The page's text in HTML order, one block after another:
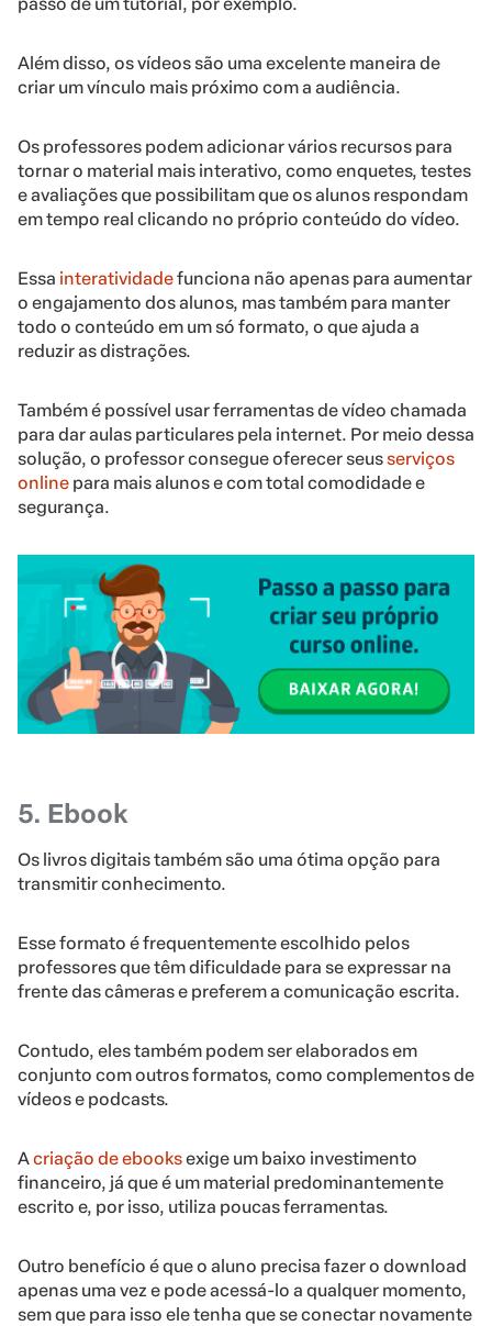
passo de um tutorial, por exemplo.
Além disso, os vídeos são uma excelente maneira de
criar um vínculo mais próximo com a audiência.
Os professores podem adicionar vários recursos para
tornar o material mais interativo, como enquetes, testes
e avaliações que possibilitam que os alunos respondam
em tempo real clicando no próprio conteúdo do vídeo.
Essa interatividadefunciona não apenas para aumentar
o engajamento dos alunos, mas também para manter
todo o conteúdo em um só formato, o que ajuda a
reduzir as distrações.
Também é possível usar ferramentas de vídeo chamada
para dar aulas particulares pela internet. Por meio dessa
solução, o professor consegue oferecer seusserviços
online para mais alunos e com total comodidade e
segurança.
5. Ebook
Os livros digitais também são uma ótima opção para
transmitir conhecimento.
Esse formato é frequentemente escolhido pelos
professores que têm dificuldade para se expressar na
frente das câmeras e preferem a comunicação escrita.
Contudo, eles também podem ser elaborados em
conjunto com outros formatos, como complementos de
vídeos e podcasts.
Acriação de ebooksexige um baixo investimento
financeiro, já que é um material predominantemente
escrito e, por isso, utiliza poucas ferramentas.
Outro benefício é que o aluno precisa fazer o download
apenas uma vez e pode acessá-lo a qualquer momento,
sem que para isso ele tenha que se conectar novamente